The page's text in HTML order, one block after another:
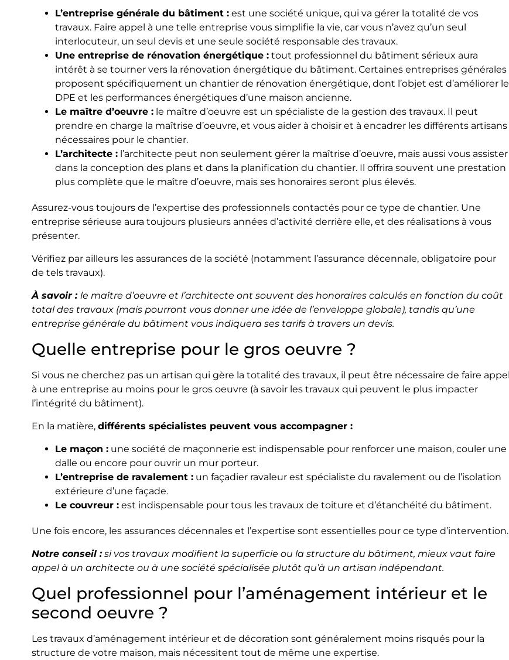
L’entreprise générale du bâtiment :est une société unique, qui va gérer la totalité de vos
travaux. Faire appel à une telle entreprise vous simplifie la vie, car vous n’avez qu’un seul
interlocuteur, un seul devis et une seule société responsable des travaux.
Une entreprise de rénovation énergétique :tout professionnel du bâtiment sérieux aura
intérêt à se tourner vers la rénovation énergétique du bâtiment. Certaines entreprises générales
proposent spécifiquement un chantier de rénovation énergétique, dont l’objet est d’améliorer le
DPE et les performances énergétiques d’une maison ancienne.
Le maître d’oeuvre :le maître d’oeuvre est un spécialiste de la gestion des travaux. Il peut
prendre en charge la maîtrise d’oeuvre, et vous aider à choisir et à encadrer les différents artisans
nécessaires pour le chantier.
L’architecte :l’architecte peut non seulement gérer la maîtrise d’oeuvre, mais aussi vous assister
dans la conception des plans et dans la planification du chantier. Il offrira souvent une prestation
plus complète que le maître d’oeuvre, mais ses honoraires seront plus élevés.
Assurez-vous toujours de l’expertise des professionnels contactés pour ce type de chantier. Une
entreprise sérieuse aura toujours plusieurs années d’activité derrière elle, et des réalisations à vous
présenter.
Vérifiez par ailleurs les assurances de la société (notamment l’assurance décennale, obligatoire pour
de tels travaux).
À savoir : le maître d’oeuvre et l’architecte ont souvent des honoraires calculés en fonction du coût
total des travaux (mais pourront vous donner une idée de l’enveloppe globale), tandis qu’une
entreprise générale du bâtiment vous indiquera ses tarifs à travers un devis.
Quelle entreprise pour le gros oeuvre ?
Si vous ne cherchez pas un artisan qui gère la totalité des travaux, il peut être nécessaire de faire appel
à une entreprise au moins pour le gros oeuvre (à savoir les travaux qui peuvent le plus impacter
l’intégrité du bâtiment).
En la matière, différents spécialistes peuvent vous accompagner :
Le maçon :une société de maçonnerie est indispensable pour renforcer une maison, couler une
dalle ou encore pour ouvrir un mur porteur.
L’entreprise de ravalement :un façadier ravaleur est spécialiste du ravalement ou de l’isolation
extérieure d’une façade.
Le couvreur :est indispensable pour tous les travaux de toiture et d’étanchéité du bâtiment.
Une fois encore, les assurances décennales et l’expertise sont essentielles pour ce type d’intervention.
Notre conseil :si vos travaux modifient la superficie ou la structure du bâtiment, mieux vaut faire
appel à un architecte ou à une société spécialisée plutôt qu’à un artisan indépendant.
Quel professionnel pour l’aménagement intérieur et le
second oeuvre ?
Les travaux d’aménagement intérieur et de décoration sont généralement moins risqués pour la
structure de votre maison, mais nécessitent tout de même une expertise.